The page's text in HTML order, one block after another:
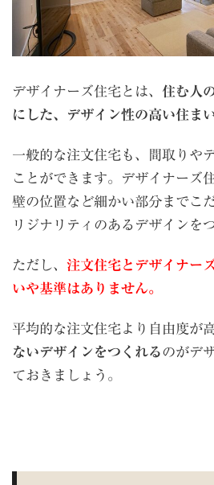
デザイナーズ住宅とは、 住む人
にした、デザイン性の高い住ま
一般的な注文住宅も、間取りや
ことができます。デザイナーズ
壁の位置など細かい部分までこ
リジナリティのあるデザインを
ただし、 注文住宅とデザイナー
いや基準はありません。
平均的な注文住宅より自由度が高
ないデザインをつくれるのがデ
ておきましょう。